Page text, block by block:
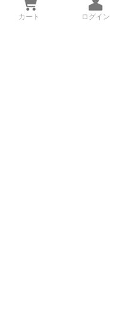
カート ログイン